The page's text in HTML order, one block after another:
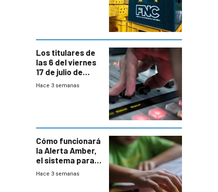
Los titulares de
las 6 del viernes
17 de julio de
2026
Hace 3 semanas
Cómo funcionará
la Alerta Amber,
el sistema para
la búsqueda
Hace 3 semanas